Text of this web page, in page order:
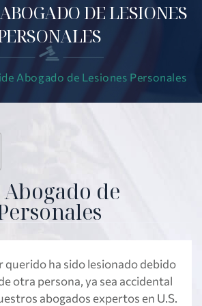
DE LESIONES
Abogado de Lesiones Personales
de
querido ha sido lesionado debido
otra persona, ya sea accidental
abogados expertos en U.S.